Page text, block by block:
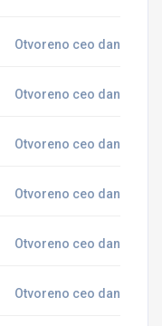
Otvoreno ceo dan
Otvoreno ceo dan
Otvoreno ceo dan
Otvoreno ceo dan
Otvoreno ceo dan
Otvoreno ceo dan